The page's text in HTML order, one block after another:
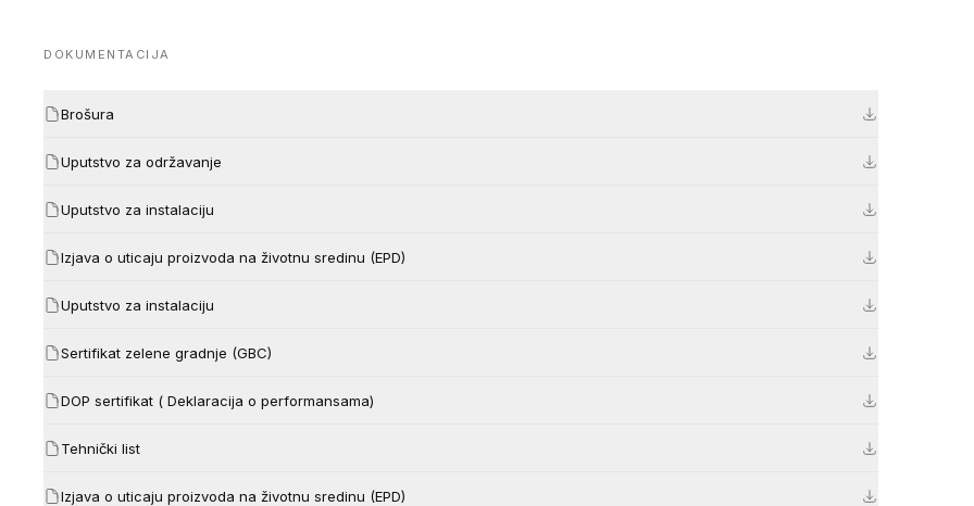
DOKUMENTACIJA
Brošura
Uputstvo za održavanje
Uputstvo za instalaciju
Izjava o uticaju proizvoda na životnu sredinu (EPD)
Uputstvo za instalaciju
Sertifikat zelene gradnje (GBC)
DOP sertifikat ( Deklaracija o performansama)
Tehnički list
Izjava o uticaju proizvoda na životnu sredinu (EPD)